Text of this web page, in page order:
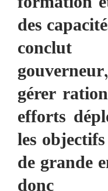
des
gérer
efforts
les
de grande